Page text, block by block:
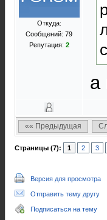
Откуда:
Сообщений: 79
Репутация: 2
а
«« Предыдущая
Страницы (7): 1 2 3
Версия для просмотра
Отправить тему другу
Подписаться на тему